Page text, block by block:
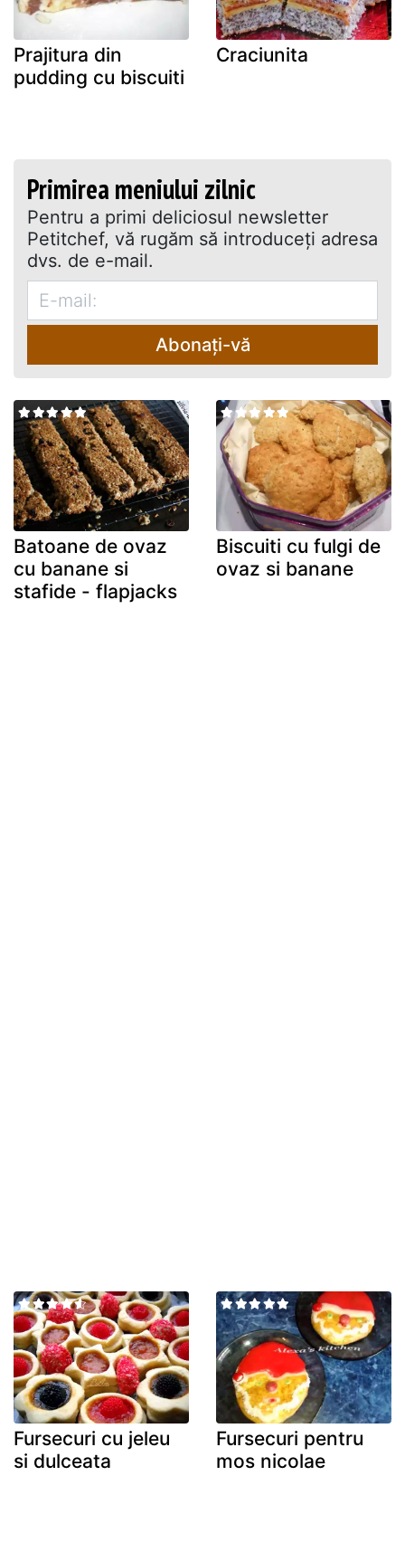
Prajitura din
pudding cu biscuiti
Craciunita
Primirea meniului zilnic
Pentru a primi deliciosul newsletter
Petitchef, vă rugăm să introduceţi adresa
dvs. de e-mail.
Abonați-vă
Batoane de ovaz
cu banane si
stafide - flapjacks
Biscuiti cu fulgi de
ovaz si banane
Fursecuri cu jeleu
si dulceata
Fursecuri pentru
mos nicolae